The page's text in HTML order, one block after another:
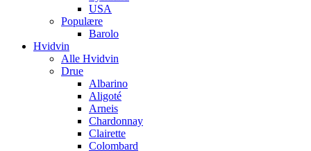
USA
Populære
Barolo
Hvidvin
Alle Hvidvin
Drue
Albarino
Aligoté
Arneis
Chardonnay
Clairette
Colombard